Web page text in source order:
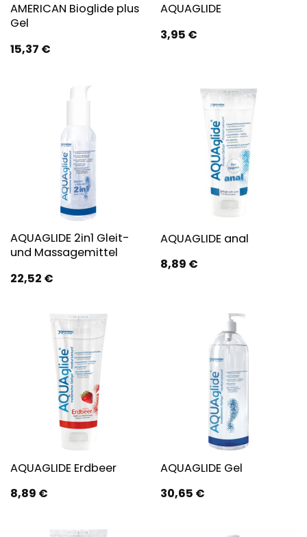
AMERICAN Bioglide plus
Gel
15,37 €
AQUAGLIDE
3,95 €
AQUAGLIDE 2in1 Gleit-
und Massagemittel
22,52 €
AQUAGLIDE anal
8,89 €
AQUAGLIDE Erdbeer
8,89 €
AQUAGLIDE Gel
30,65 €